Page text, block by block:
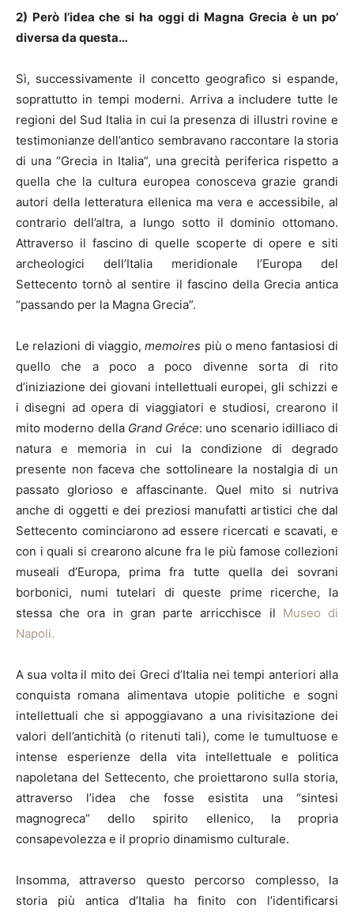
2) Però l’idea che si ha oggi di Magna Grecia è un po’
diversa da questa…
Sì, successivamente il concetto geografico si espande,
soprattutto in tempi moderni. Arriva a includere tutte le
regioni del Sud Italia in cui la presenza di illustri rovine e
testimonianze dell’antico sembravano raccontare la storia
di una “Grecia in Italia”, una grecità periferica rispetto a
quella che la cultura europea conosceva grazie grandi
autori della letteratura ellenica ma vera e accessibile, al
contrario dell’altra, a lungo sotto il dominio ottomano.
Attraverso il fascino di quelle scoperte di opere e siti
archeologici dell’Italia meridionale l’Europa del
Settecento tornò al sentire il fascino della Grecia antica
“passando per la Magna Grecia”.
Le relazioni di viaggio,memoires più o meno fantasiosi di
quello che a poco a poco divenne sorta di rito
d’iniziazione dei giovani intellettuali europei, gli schizzi e
i disegni ad opera di viaggiatori e studiosi, crearono il
mito moderno della Grand Gréce: uno scenario idilliaco di
natura e memoria in cui la condizione di degrado
presente non faceva che sottolineare la nostalgia di un
passato glorioso e affascinante. Quel mito si nutriva
anche di oggetti e dei preziosi manufatti artistici che dal
Settecento cominciarono ad essere ricercati e scavati, e
con i quali si crearono alcune fra le più famose collezioni
museali d’Europa, prima fra tutte quella dei sovrani
borbonici, numi tutelari di queste prime ricerche, la
stessa che ora in gran parte arricchisce il Museo di
Napoli.
A sua volta il mito dei Greci d’Italia nei tempi anteriori alla
conquista romana alimentava utopie politiche e sogni
intellettuali che si appoggiavano a una rivisitazione dei
valori dell’antichità (o ritenuti tali), come le tumultuose e
intense esperienze della vita intellettuale e politica
napoletana del Settecento, che proiettarono sulla storia,
attraverso l’idea che fosse esistita una “sintesi
magnogreca” dello spirito ellenico, la propria
consapevolezza e il proprio dinamismo culturale.
Insomma, attraverso questo percorso complesso, la
storia più antica d’Italia ha finito con l’identificarsi